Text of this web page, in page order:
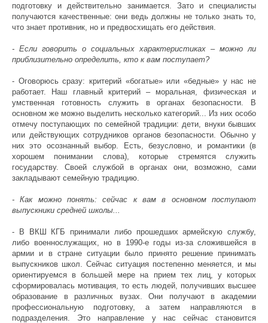
подготовку и действительно занимается. Зато и специалисты
получаются качественные: они ведь должны не только знать то,
что знает противник, но и предвосхищать его действия.
- Если говорить о социальных характеристиках – можно ли
приблизительно определить, кто к вам поступает?
- Оговорюсь сразу: критерий «богатые» или «бедные» у нас не
работает. Наш главный критерий – моральная, физическая и
умственная готовность служить в органах безопасности. В
основном же можно выделить несколько категорий... Из них особо
отмечу поступающих по семейной традиции: дети, внуки бывших
или действующих сотрудников органов безопасности. Обычно у
них это осознанный выбор. Есть, безусловно, и романтики (в
хорошем понимании слова), которые стремятся служить
государству. Своей службой в органах они, возможно, сами
закладывают семейную традицию.
- Как можно понять: сейчас к вам в основном поступают
выпускники средней школы...
- В ВКШ КГБ принимали либо прошедших армейскую службу,
либо военнослужащих, но в 1990-е годы из-за сложившейся в
армии и в стране ситуации было принято решение принимать
выпускников школ. Сейчас ситуация постепенно меняется, и мы
ориентируемся в большей мере на прием тех лиц, у которых
сформировалась мотивация, то есть людей, получивших высшее
образование в различных вузах. Они получают в академии
профессиональную подготовку, а затем направляются в
подразделения. Это направление у нас сейчас становится